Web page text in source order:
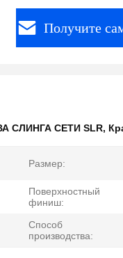
Получите
СЛИНГА СЕТИ SLR,
Размер:
Поверхностный
финиш:
Способ
производства: